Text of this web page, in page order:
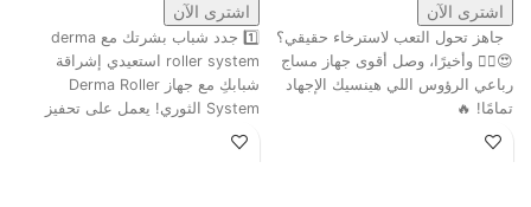
اشترى الآن
جاهز تحول التعب لاسترخاء حقيقي؟
😍💆‍♂️ وأخيرًا، وصل أقوى جهاز مساج
رباعي الرؤوس اللي هينسيك الإجهاد
تمامًا! 🔥
اشترى الآن
1️⃣ جدد شباب بشرتك مع derma
roller system استعيدي إشراقة
شبابكِ مع جهاز Derma Roller
System الثوري! يعمل على تحفيز